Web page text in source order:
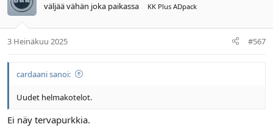
väljää vähän joka paikassa KK Plus ADpack
3 Heinäkuu 2025 #567
cardaani sanoi:
Uudet helmakotelot.
Ei näy tervapurkkia.